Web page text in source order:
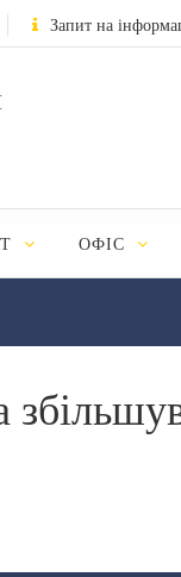
Запит на
ОФІС